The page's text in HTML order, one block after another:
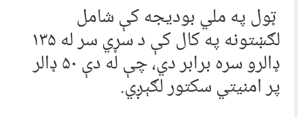
ټول په ملي بوديجه کې شامل
لګښتونه په کال کې د سړي سر له ۱۳۵
ډالرو سره برابر دي،‌ چې له دې ۵۰ ډالر
پر امنيتي سکتور لګېږي.